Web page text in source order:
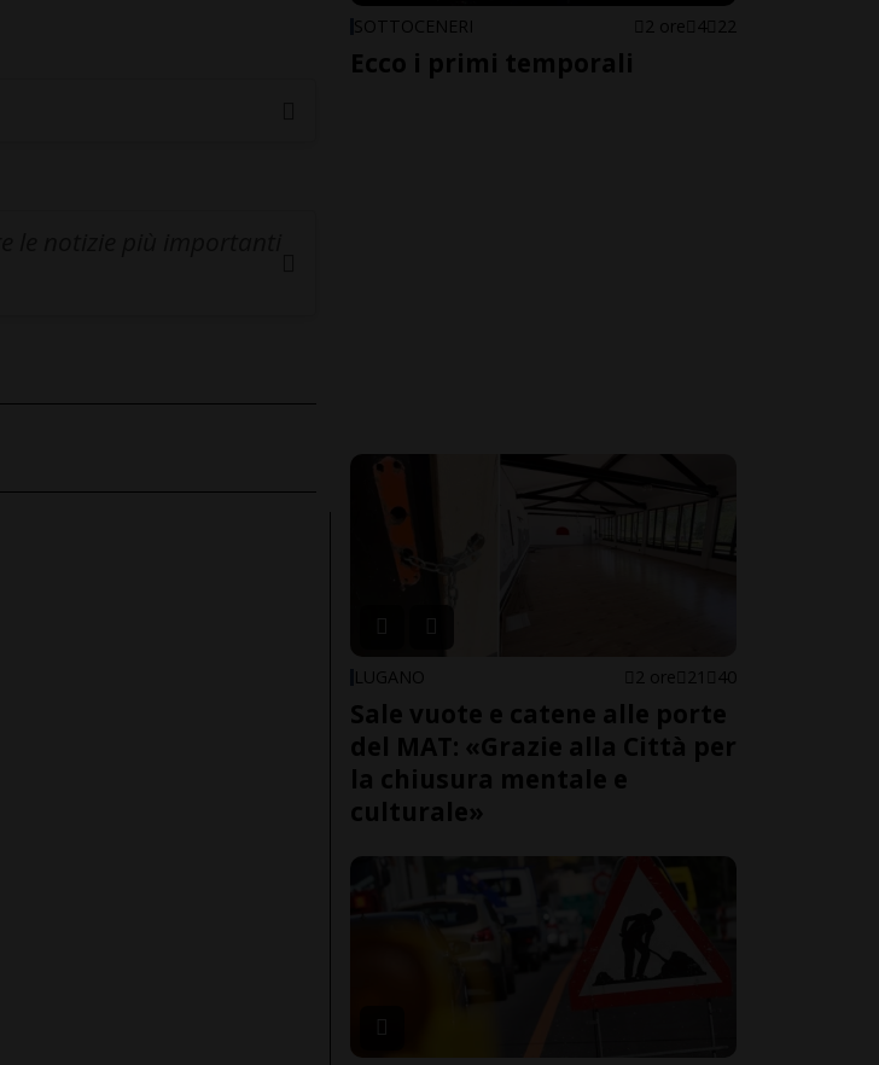
SOTTOCENERI 2 ore 4 22
Ecco i primi temporali
LUGANO 2 ore 21 40
Sale vuote e catene alle porte
del MAT: «Grazie alla Città per
la chiusura mentale e
culturale»